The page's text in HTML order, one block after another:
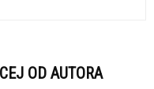
OD AUTORA